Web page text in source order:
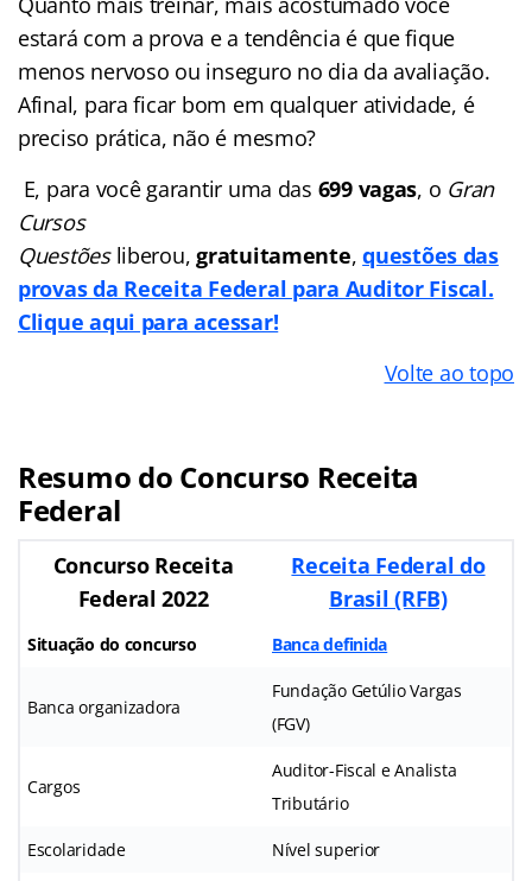
estará com a prova e a tendência é que fique
menos nervoso ou inseguro no dia da avaliação.
Afinal, para ficar bom em qualquer atividade, é
preciso prática, não é mesmo?
E, para você garantir uma das 699 vagas, o Gran
Cursos
Questõesliberou,gratuitamente,questões das
provas da Receita Federal para Auditor Fiscal.
Clique aqui para acessar!
Volte ao topo
Resumo do Concurso Receita
Federal
Concurso Receita
Federal 2022
Receita Federal do
Brasil (RFB)
Situação do concurso Banca definida
Banca organizadora
Fundação Getúlio Vargas
(FGV)
Cargos
Auditor-Fiscal e Analista
Tributário
Escolaridade Nível superior